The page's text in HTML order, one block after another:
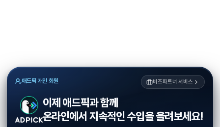
애드픽 개인 회원 비즈파트너 서비스
이제 애드픽과 함께
온라인에서 지속적인 수입을 올려보세요!